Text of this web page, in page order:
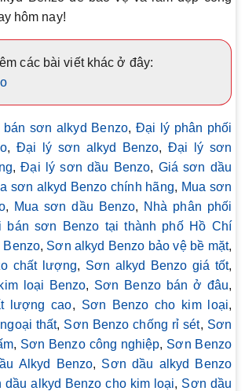
hôm nay!
các bài viết khác ở đây:
sơn alkyd Benzo, Đại lý phân phối
,Đại lý sơn alkyd Benzo,Đại lý sơn
,Đại lý sơn dầu Benzo, Giá sơn dầu
sơn alkyd Benzo chính hãng, Mua sơn
, Mua sơn dầu Benzo, Nhà phân phối
bán sơn Benzo tại thành phố Hồ Chí
Benzo, Sơn alkyd Benzo bảo vệ bề mặt,
chất lượng, Sơn alkyd Benzo giá tốt,
loại Benzo, Sơn Benzo bán ở đâu,
lượng cao, Sơn Benzo cho kim loại,
thất, Sơn Benzo chống rỉ sét, Sơn
, Sơn Benzo công nghiệp, Sơn Benzo
Alkyd Benzo, Sơn dầu alkyd Benzo
dầu alkyd Benzo cho kim loại, Sơn dầu